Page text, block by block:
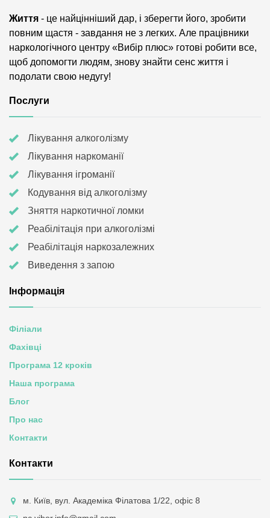
Життя - це найцінніший дар, і зберегти його, зробити
повним щастя - завдання не з легких. Але працівники
наркологічного центру «Вибір плюс» готові робити все,
щоб допомогти людям, знову знайти сенс життя і
подолати свою недугу!
Послуги
Лікування алкоголізму
Лікування наркоманії
Лікування ігроманії
Кодування від алкоголізму
Зняття наркотичної ломки
Реабілітація при алкоголізмі
Реабілітація наркозалежних
Виведення з запою
Інформація
Філіали
Фахівці
Програма 12 кроків
Наша програма
Блог
Про нас
Контакти
Контакти
м. Київ, вул. Академіка Філатова 1/22, офіс 8